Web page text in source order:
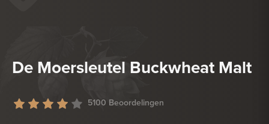
De Moersleutel Buckwheat Malt
5100 Beoordelingen